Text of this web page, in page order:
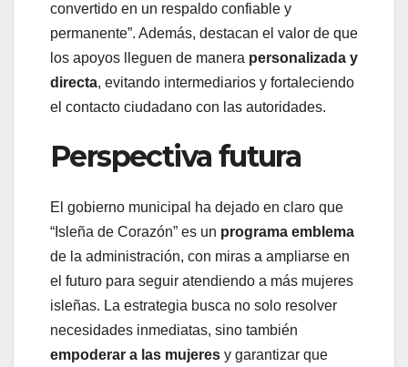
convertido en un respaldo confiable y
permanente”. Además, destacan el valor de que
los apoyos lleguen de manera personalizada y
directa, evitando intermediarios y fortaleciendo
el contacto ciudadano con las autoridades.
Perspectiva futura
El gobierno municipal ha dejado en claro que
“Isleña de Corazón” es un programa emblema
de la administración, con miras a ampliarse en
el futuro para seguir atendiendo a más mujeres
isleñas. La estrategia busca no solo resolver
necesidades inmediatas, sino también
empoderar a las mujeres y garantizar que